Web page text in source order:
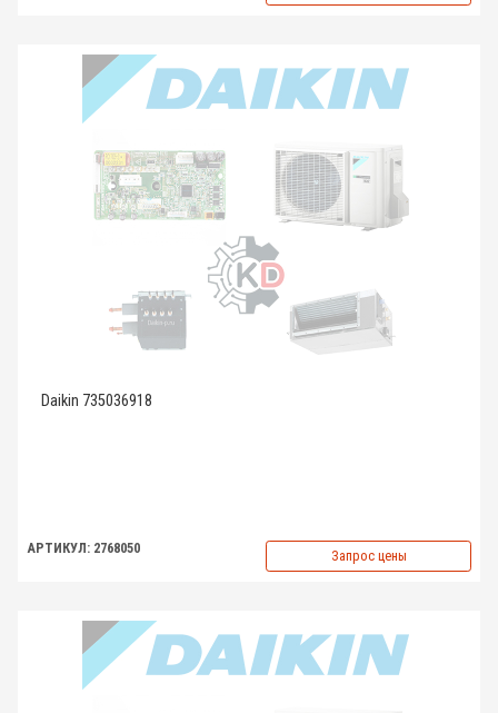
Daikin 735036918
АРТИКУЛ: 2768050 Запрос цены